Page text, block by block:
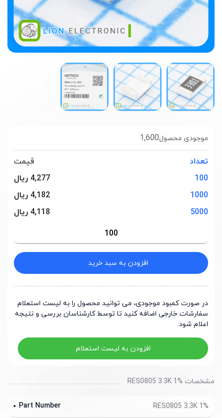
1,600موجودی محصول
تعداد
قیمت
100
4,277 ریال
1000
4,182 ریال
5000
4,118 ریال
افزودن به سبد خرید
در صورت کمبود موجودی، می توانید محصول را به لیست استعلام
سفارشات خارجی اضافه کنید تا توسط کارشناسان بررسی و نتیجه
اعلام شود.
افزودن به لیست استعلام
مشخصات RES0805 3.3K 1%
RES0805 3.3K 1%
Part Number